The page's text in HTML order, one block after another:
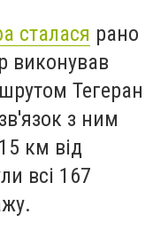
сталася рано
виконував
Тегеран
з ним
км від
всі 167